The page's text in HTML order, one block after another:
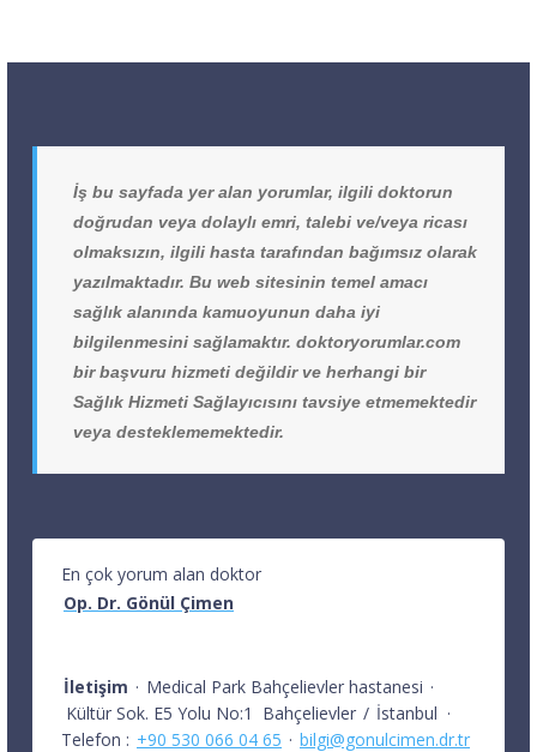
İş bu sayfada yer alan yorumlar, ilgili doktorun
doğrudan veya dolaylı emri, talebi ve/veya ricası
olmaksızın, ilgili hasta tarafından bağımsız olarak
yazılmaktadır. Bu web sitesinin temel amacı
sağlık alanında kamuoyunun daha iyi
bilgilenmesini sağlamaktır. doktoryorumlar.com
bir başvuru hizmeti değildir ve herhangi bir
Sağlık Hizmeti Sağlayıcısını tavsiye etmemektedir
veya desteklememektedir.
En çok yorum alan doktor
Op. Dr. Gönül Çimen
İletişim · Medical Park Bahçelievler hastanesi ·
Kültür Sok. E5 Yolu No:1
Bahçelievler / İstanbul ·
Telefon : +90 530 066 04 65 · bilgi@gonulcimen.dr.tr